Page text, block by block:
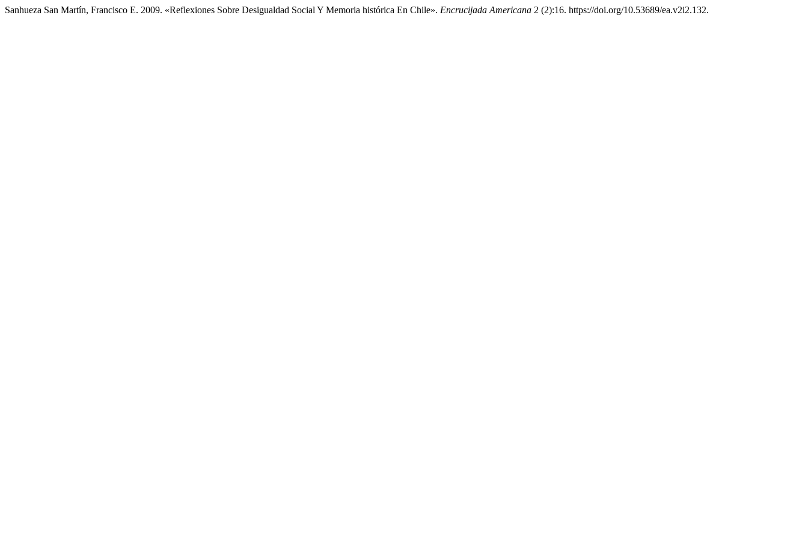
Sanhueza San Martín, Francisco E. 2009. «Reflexiones Sobre Desigualdad Social Y Memoria histórica En Chile». Encrucijada Americana 2 (2):16. https://doi.org/10.53689/ea.v2i2.132.